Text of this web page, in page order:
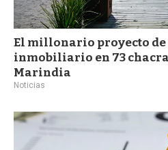
El millonario proyecto
inmobiliario en 73
Marindia
Noticias